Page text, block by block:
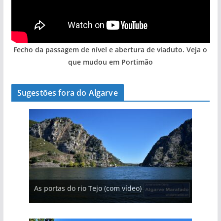
Fecho da passagem de nível e abertura de viaduto. Veja o
que mudou em Portimão
Sugestões fora do Algarve
As portas do rio Tejo (com vídeo)
A aldeia mais portuguesa de Portugal (com
vídeo)
A piscina natural com cascata